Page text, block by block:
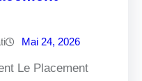
Mai 24, 2026
Le Placement